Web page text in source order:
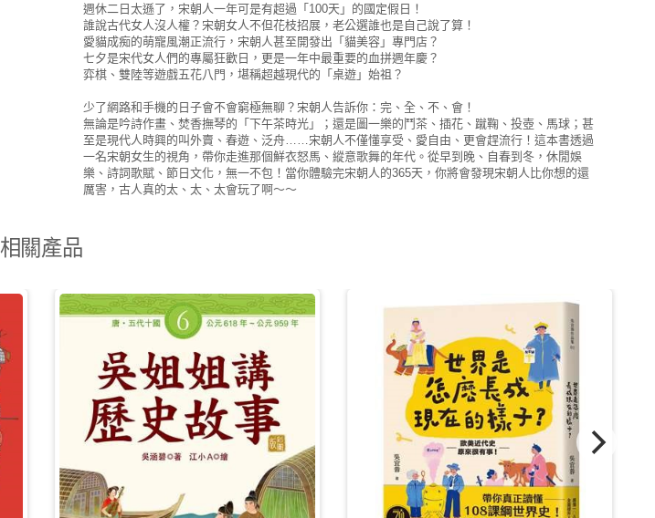
週休二日太遜了，宋朝人一年可是有超過「100天」的國定假日！
誰說古代女人沒人權？宋朝女人不但花枝招展，老公選誰也是自己說了算！
愛貓成痴的萌寵風潮正流行，宋朝人甚至開發出「貓美容」專門店？
七夕是宋代女人們的專屬狂歡日，更是一年中最重要的血拼週年慶？
弈棋、雙陸等遊戲五花八門，堪稱超越現代的「桌遊」始祖？
少了網路和手機的日子會不會窮極無聊？宋朝人告訴你：完、全、不、會！
無論是吟詩作畫、焚香撫琴的「下午茶時光」；還是圖一樂的鬥茶、插花、蹴鞠、投壺、馬球；甚
至是現代人時興的叫外賣、春遊、泛舟……宋朝人不僅懂享受、愛自由、更會趕流行！這本書透過
一名宋朝女生的視角，帶你走進那個鮮衣怒馬、縱意歌舞的年代。從早到晚、自春到冬，休閒娛
樂、詩詞歌賦、節日文化，無一不包！當你體驗完宋朝人的365天，你將會發現宋朝人比你想的還
厲害，古人真的太、太、太會玩了啊～～
相關產品